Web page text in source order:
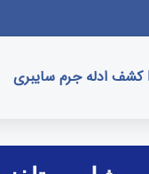
کشف ادله جرم سایبری